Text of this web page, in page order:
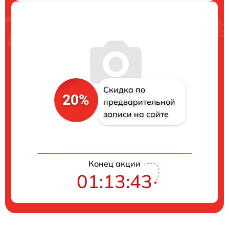
20%
Скидка по
предварительной
записи на сайте
Конец акции
01:13:43